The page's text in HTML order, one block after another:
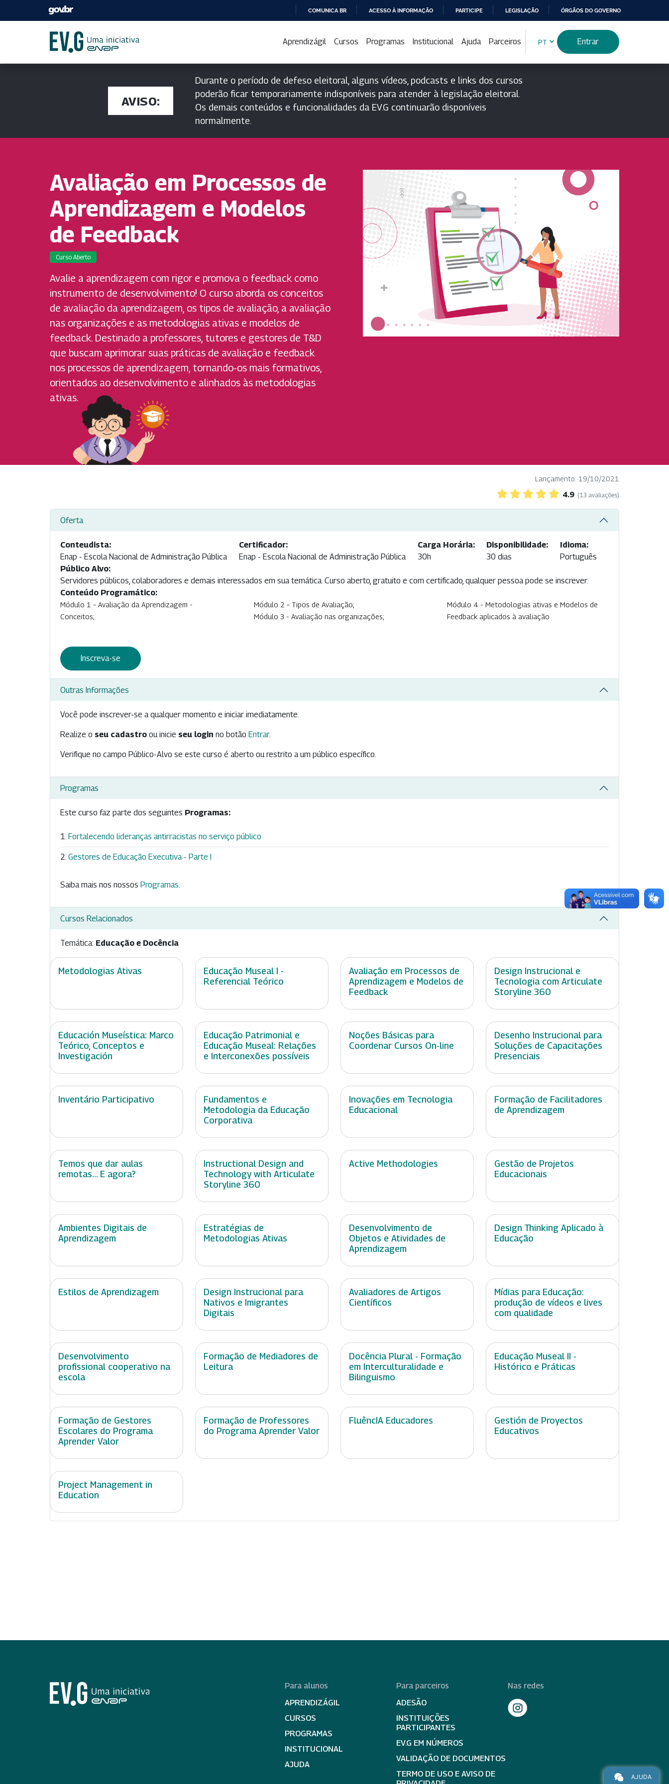
PARA
CONTEÚDO
COMUNICA BR ACESSO À INFORMAÇÃO PARTICIPE LEGISLAÇÃO ÓRGÃOS DO GOVERNO
Aprendizágil Cursos Programas Institucional Ajuda Parceiros PT Entrar
AVISO:
Durante o período de defeso eleitoral, alguns vídeos, podcasts e links dos cursos
poderão ficar temporariamente indisponíveis para atender à legislação eleitoral.
Os demais conteúdos e funcionalidades da EV.G continuarão disponíveis
normalmente.
Avaliação em Processos de
Aprendizagem e Modelos
de Feedback
Curso Aberto
Avalie a aprendizagem com rigor e promova o feedback como
instrumento de desenvolvimento! O curso aborda os conceitos
de avaliação da aprendizagem, os tipos de avaliação, a avaliação
nas organizações e as metodologias ativas e modelos de
feedback. Destinado a professores, tutores e gestores de T&D
que buscam aprimorar suas práticas de avaliação e feedback
nos processos de aprendizagem, tornando-os mais formativos,
orientados ao desenvolvimento e alinhados às metodologias
ativas.
Lançamento: 19/10/2021
4.9 (13 avaliações)
Oferta
Conteudista:
Enap - Escola Nacional de Administração Pública
Certificador:
Enap - Escola Nacional de Administração Pública
Carga Horária:
30h
Disponibilidade:
30 dias
Idioma:
Português
Público Alvo:
Servidores públicos, colaboradores e demais interessados em sua temática. Curso aberto, gratuito e com certificado, qualquer pessoa pode se inscrever.
Conteúdo Programático:
Módulo 1 – Avaliação da Aprendizagem -
Conceitos;
Módulo 2 – Tipos de Avaliação;
Módulo 3 - Avaliação nas organizações;
Módulo 4 - Metodologias ativas e Modelos de
Feedback aplicados à avaliação
Inscreva-se
Outras Informações
Você pode inscrever-se a qualquer momento e iniciar imediatamente.
Realize o seu cadastro ou inicie seu login no botão Entrar.
Verifique no campo Público-Alvo se este curso é aberto ou restrito a um público específico.
Programas
Este curso faz parte dos seguintes Programas:
Fortalecendo lideranças antirracistas no serviço público
Gestores de Educação Executiva - Parte I
Saiba mais nos nossos Programas.
Cursos Relacionados
Temática: Educação e Docência
Metodologias Ativas
Educação Museal I -
Referencial Teórico
Avaliação em Processos de
Aprendizagem e Modelos de
Feedback
Design Instrucional e
Tecnologia com Articulate
Storyline 360
Educación Museística: Marco
Teórico, Conceptos e
Investigación
Educação Patrimonial e
Educação Museal: Relações
e Interconexões possíveis
Noções Básicas para
Coordenar Cursos On-line
Desenho Instrucional para
Soluções de Capacitações
Presenciais
Inventário Participativo
Fundamentos e
Metodologia da Educação
Corporativa
Inovações em Tecnologia
Educacional
Formação de Facilitadores
de Aprendizagem
Temos que dar aulas
remotas... E agora?
Instructional Design and
Technology with Articulate
Storyline 360
Active Methodologies
Gestão de Projetos
Educacionais
Ambientes Digitais de
Aprendizagem
Estratégias de
Metodologias Ativas
Desenvolvimento de
Objetos e Atividades de
Aprendizagem
Design Thinking Aplicado à
Educação
Estilos de Aprendizagem
Design Instrucional para
Nativos e Imigrantes
Digitais
Avaliadores de Artigos
Científicos
Mídias para Educação:
produção de vídeos e lives
com qualidade
Desenvolvimento
profissional cooperativo na
escola
Formação de Mediadores de
Leitura
Docência Plural - Formação
em Interculturalidade e
Bilinguismo
Educação Museal II -
Histórico e Práticas
Formação de Gestores
Escolares do Programa
Aprender Valor
Formação de Professores
do Programa Aprender Valor
FluêncIA Educadores
Gestión de Proyectos
Educativos
Project Management in
Education
Para alunos
APRENDIZÁGIL
CURSOS
PROGRAMAS
INSTITUCIONAL
AJUDA
Para parceiros
ADESÃO
INSTITUIÇÕES
PARTICIPANTES
EV.G EM NÚMEROS
VALIDAÇÃO DE DOCUMENTOS
TERMO DE USO E AVISO DE
Nas redes
AJUDA